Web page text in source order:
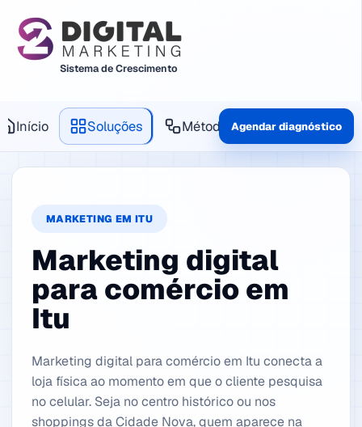
Sistema de Crescimento
Início Soluções Método Produtos
Agendar diagnóstico
MARKETING EM ITU
Marketing digital
para comércio em
Itu
Marketing digital para comércio em Itu conecta a
loja física ao momento em que o cliente pesquisa
no celular. Seja no centro histórico ou nos
shoppings da Cidade Nova, quem aparece na